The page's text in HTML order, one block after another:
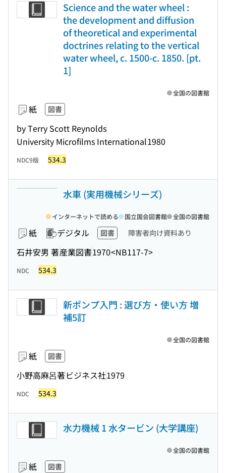
Science and the water wheel :
the development and diffusion
of theoretical and experimental
doctrines relating to the vertical
water wheel, c. 1500-c. 1850. [pt.
1]
紙 図書
by Terry Scott Reynolds
University Microfilms International1980
全国の図書館
NDC9版 534.3
水車 (実用機械シリーズ)
紙 デジタル 図書 障害者向け資料あり
石井安男 著産業図書1970<NB117-7>
インターネットで読める 国立国会図書館 全国の図書館
NDC 534.3
新ポンプ入門 : 選び方・使い方 増
補5訂
紙 図書
小野高麻呂著ビジネス社1979
全国の図書館
NDC 534.3
水力機械 1 水タービン (大学講座)
紙 図書
全国の図書館